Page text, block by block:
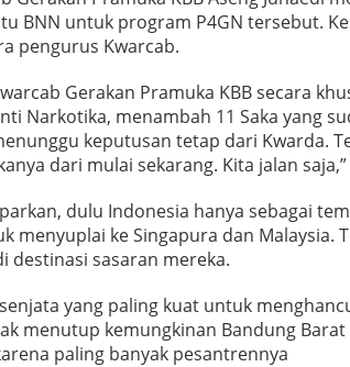
BNN untuk program P4GN tersebut.
pengurus Kwarcab.
Gerakan Pramuka KBB secara
Narkotika, menambah 11 Saka yang
keputusan tetap dari Kwarda.
dari mulai sekarang. Kita jalan
dulu Indonesia hanya sebagai
menyuplai ke Singapura dan Malaysia.
destinasi sasaran mereka.
yang paling kuat untuk
menutup kemungkinan Bandung Barat
paling banyak pesantrennya